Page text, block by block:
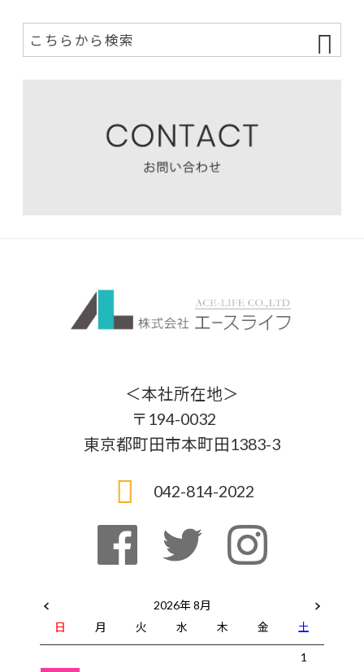
＜本社所在地＞
〒194-0032
東京都町田市本町田1383-3
042-814-2022
2026年 8月
日
月 火 水 木 金
土
1